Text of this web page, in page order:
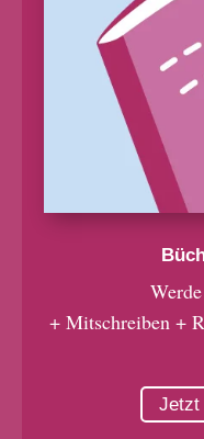
+ Mitschreiben +
Jetzt